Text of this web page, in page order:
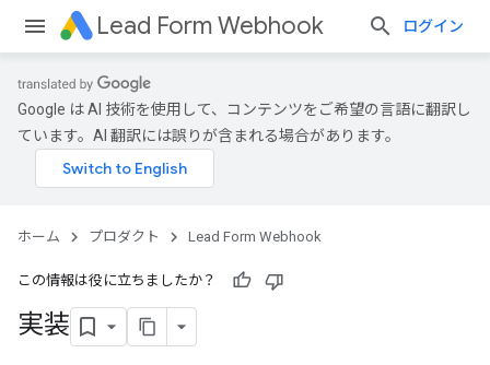
Lead Form Webhook ログイン
Google は AI 技術を使用して、コンテンツをご希望の言語に翻訳し
ています。AI 翻訳には誤りが含まれる場合があります。
ホーム プロダクト Lead Form Webhook
この情報は役に立ちましたか？
実装